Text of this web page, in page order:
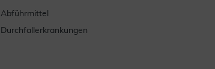
Abführmittel
Durchfallerkrankungen